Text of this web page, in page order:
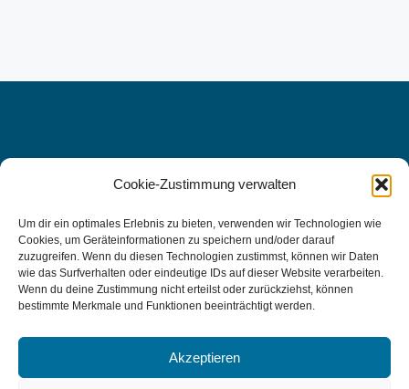
Cookie-Zustimmung verwalten
Um dir ein optimales Erlebnis zu bieten, verwenden wir Technologien wie
Cookies, um Geräteinformationen zu speichern und/oder darauf
zuzugreifen. Wenn du diesen Technologien zustimmst, können wir Daten
wie das Surfverhalten oder eindeutige IDs auf dieser Website verarbeiten.
Wenn du deine Zustimmung nicht erteilst oder zurückziehst, können
bestimmte Merkmale und Funktionen beeinträchtigt werden.
Akzeptieren
WIR FREUEN UNS AUF SIE, DENN
IHRE
GESUNDHEIT LIEGT UNS AM
HERZEN.
Kontakt aufnehmen